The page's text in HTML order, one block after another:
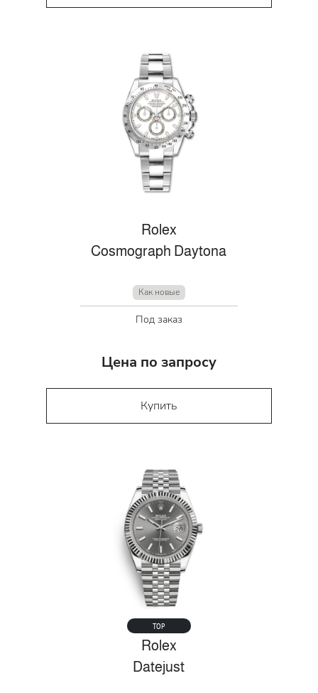
Rolex
Cosmograph Daytona
Как новые
Под заказ
Цена по запросу
Купить
TOP
Rolex
Datejust